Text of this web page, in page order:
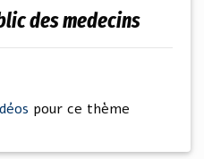
des medecins
pour ce thème